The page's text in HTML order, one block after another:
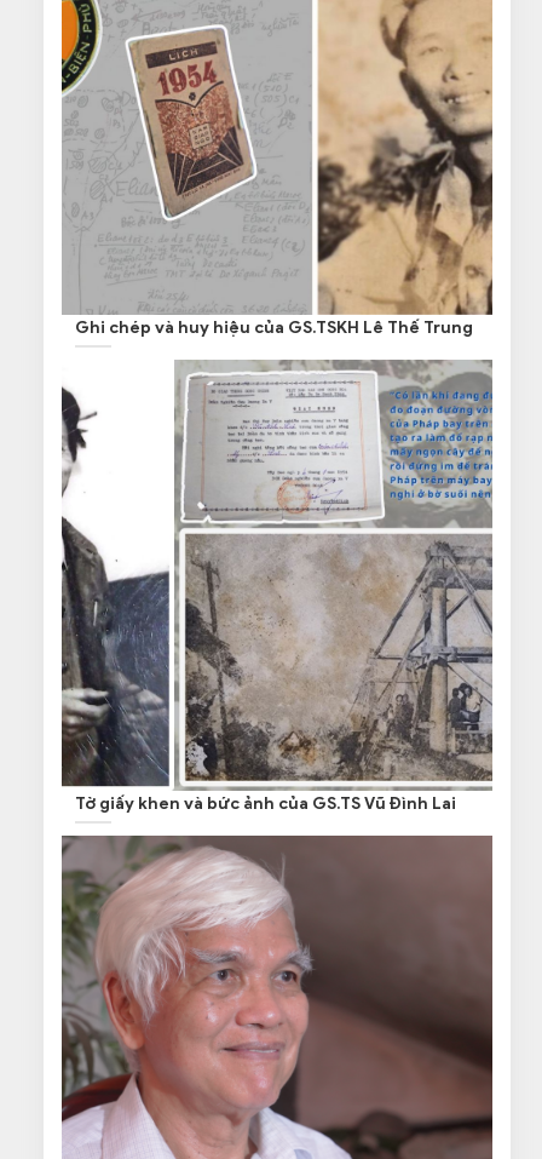
Ghi chép và huy hiệu của GS.TSKH Lê Thế Trung
Tờ giấy khen và bức ảnh của GS.TS Vũ Đình Lai